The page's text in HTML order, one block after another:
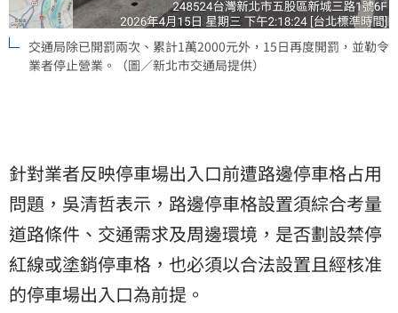
交通局除已開罰兩次、累計1萬2000元外，15日再度開罰，並勒令
業者停止營業。（圖／新北市交通局提供）
針對業者反映停車場出入口前遭路邊停車格占用
問題，吳清哲表示，路邊停車格設置須綜合考量
道路條件、交通需求及周邊環境，是否劃設禁停
紅線或塗銷停車格，也必須以合法設置且經核准
的停車場出入口為前提。